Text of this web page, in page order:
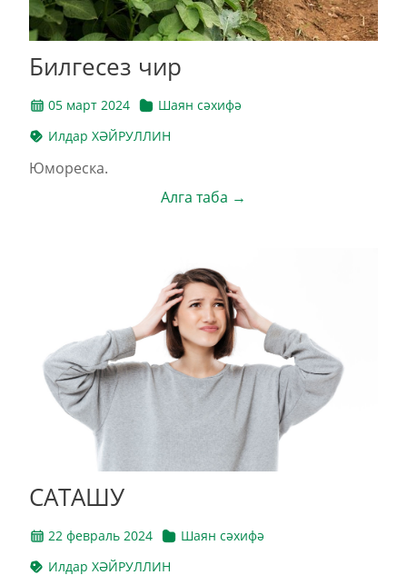
Билгесез чир
05 март 2024
Шаян сәхифә
Илдар ХӘЙРУЛЛИН
Юмореска.
Алга таба →
САТАШУ
22 февраль 2024
Шаян сәхифә
Илдар ХӘЙРУЛЛИН